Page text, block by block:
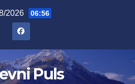
2026 06:56
Puls